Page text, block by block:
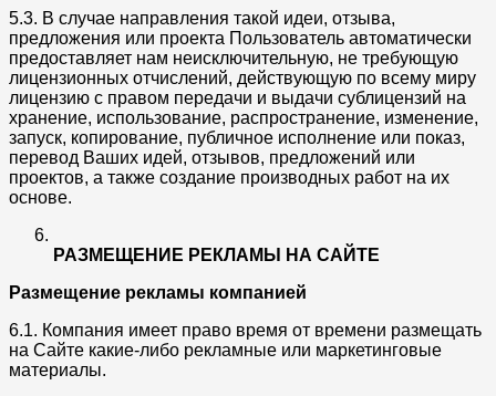
5.3. В случае направления такой идеи, отзыва,
предложения или проекта Пользователь автоматически
предоставляет нам неисключительную, не требующую
лицензионных отчислений, действующую по всему миру
лицензию с правом передачи и выдачи сублицензий на
хранение, использование, распространение, изменение,
запуск, копирование, публичное исполнение или показ,
перевод Ваших идей, отзывов, предложений или
проектов, а также создание производных работ на их
основе.
РАЗМЕЩЕНИЕ РЕКЛАМЫ НА САЙТЕ
Размещение рекламы компанией
6.1. Компания имеет право время от времени размещать
на Сайте какие-либо рекламные или маркетинговые
материалы.